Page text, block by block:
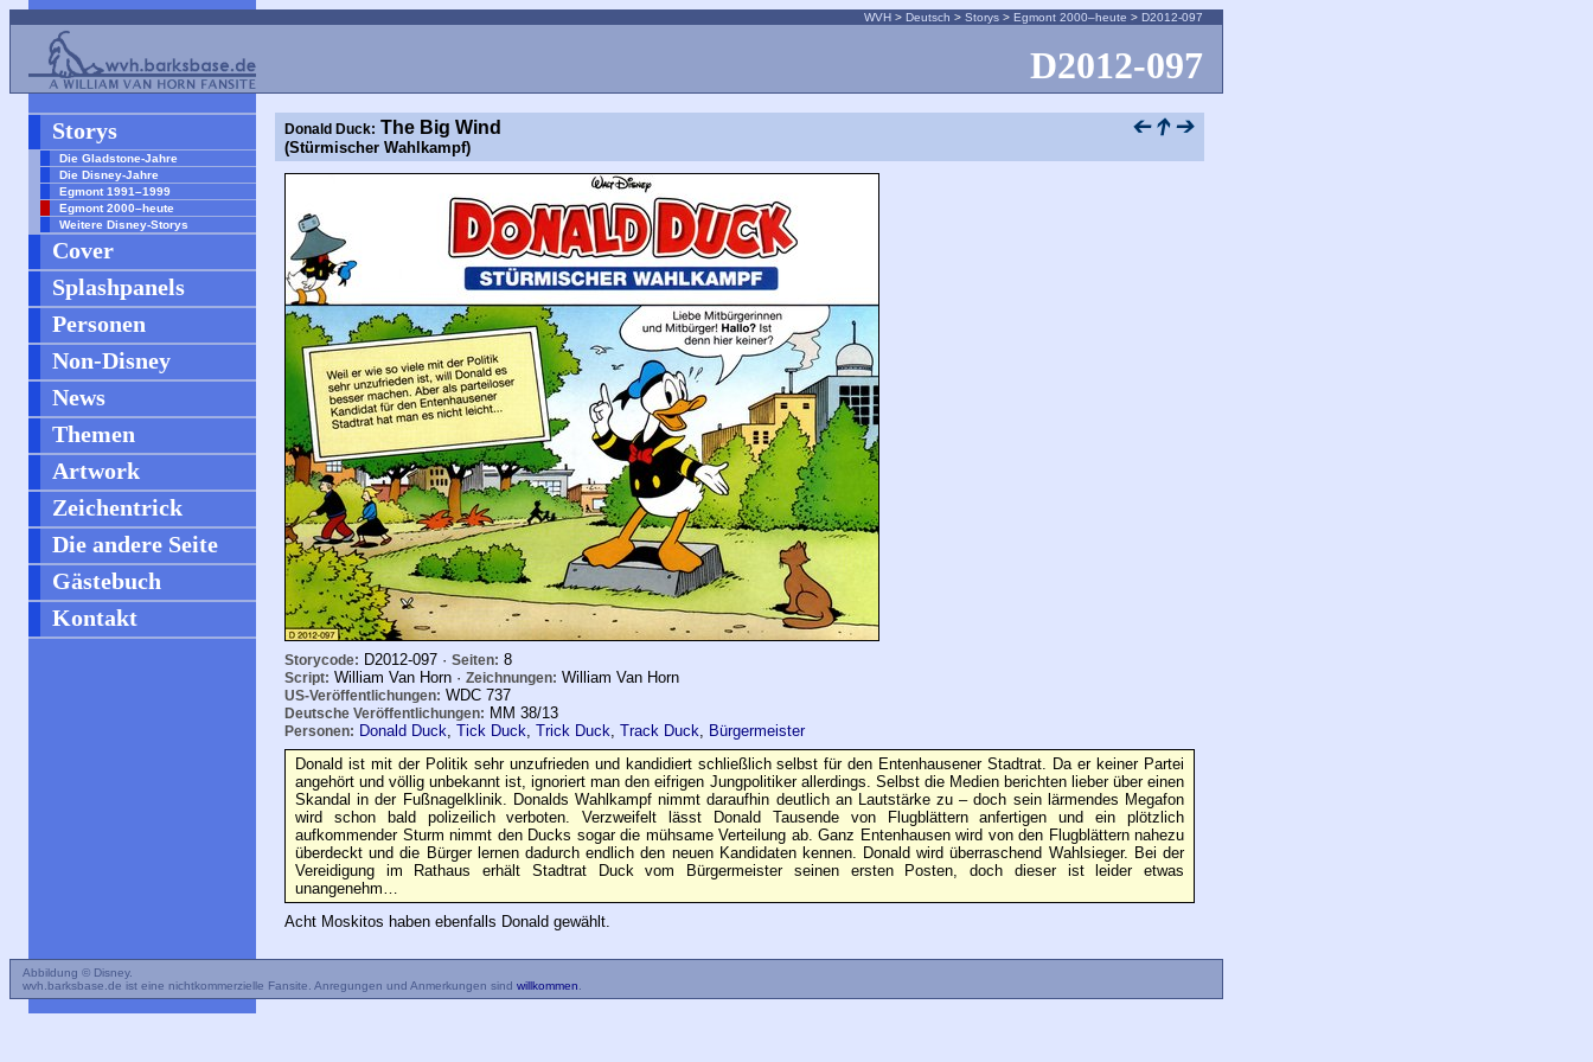
WVH > Deutsch > Storys > Egmont 2000–heute > D2012-097
D2012-097
Storys
Die Gladstone-Jahre
Die Disney-Jahre
Egmont 1991–1999
Egmont 2000–heute
Weitere Disney-Storys
Cover
Splashpanels
Personen
Non-Disney
News
Themen
Artwork
Zeichentrick
Die andere Seite
Gästebuch
Kontakt
Donald Duck: The Big Wind
(Stürmischer Wahlkampf)
Storycode: D2012-097 · Seiten: 8
Script: William Van Horn · Zeichnungen: William Van Horn
US-Veröffentlichungen: WDC 737
Deutsche Veröffentlichungen: MM 38/13
Personen: Donald Duck Tick Duck Trick Duck Track Duck
Bürgermeister
Donald ist mit der Politik sehr unzufrieden und kandidiert schließlich selbst für den Entenhausener Stadtrat. Da er keiner Partei
angehört und völlig unbekannt ist, ignoriert man den eifrigen Jungpolitiker allerdings. Selbst die Medien berichten lieber über einen
Skandal in der Fußnagelklinik. Donalds Wahlkampf nimmt daraufhin deutlich an Lautstärke zu – doch sein lärmendes Megafon
wird schon bald polizeilich verboten. Verzweifelt lässt Donald Tausende von Flugblättern anfertigen und ein plötzlich
aufkommender Sturm nimmt den Ducks sogar die mühsame Verteilung ab. Ganz Entenhausen wird von den Flugblättern nahezu
überdeckt und die Bürger lernen dadurch endlich den neuen Kandidaten kennen. Donald wird überraschend Wahlsieger. Bei der
Vereidigung im Rathaus erhält Stadtrat Duck vom Bürgermeister seinen ersten Posten, doch dieser ist leider etwas
unangenehm…
Acht Moskitos haben ebenfalls Donald gewählt.
Abbildung © Disney.
wvh.barksbase.de ist eine nichtkommerzielle Fansite. Anregungen und Anmerkungen sind willkommen